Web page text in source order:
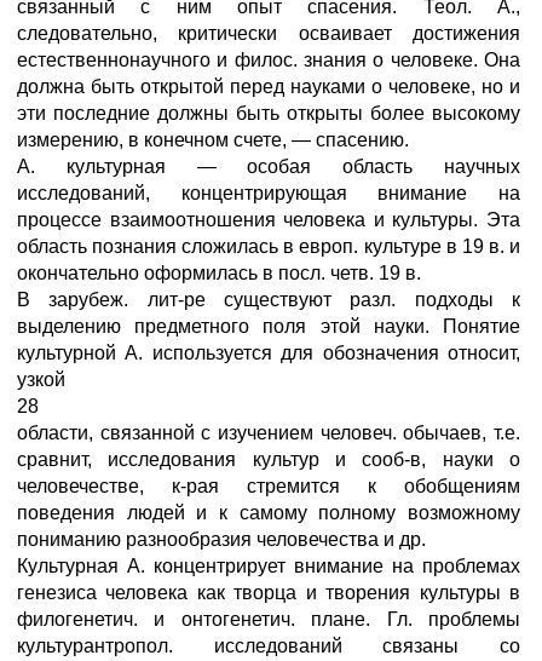
связанный с ним опыт спасения. Теол. А.,
следовательно, критически осваивает достижения
естественнонаучного и филос. знания о человеке. Она
должна быть открытой перед науками о человеке, но и
эти последние должны быть открыты более высокому
измерению, в конечном счете, — спасению.
А. культурная — особая область научных
исследований, концентрирующая внимание на
процессе взаимоотношения человека и культуры. Эта
область познания сложилась в европ. культуре в 19 в. и
окончательно оформилась в посл. четв. 19 в.
В зарубеж. лит-ре существуют разл. подходы к
выделению предметного поля этой науки. Понятие
культурной А. используется для обозначения относит,
узкой
28
области, связанной с изучением человеч. обычаев, т.е.
сравнит, исследования культур и сооб-в, науки о
человечестве, к-рая стремится к обобщениям
поведения людей и к самому полному возможному
пониманию разнообразия человечества и др.
Культурная А. концентрирует внимание на проблемах
генезиса человека как творца и творения культуры в
филогенетич. и онтогенетич. плане. Гл. проблемы
культурантропол. исследований связаны со